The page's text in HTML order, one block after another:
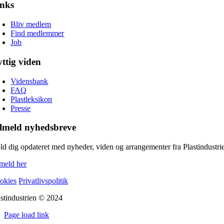
Bliv medlem
Find medlemmer
Job
viden
Vidensbank
FAQ
Plastleksikon
Presse
nyhedsbreve
dig opdateret med nyheder, viden og arrangementer fra
her
Privatlivspolitik
© 2024
Page load link